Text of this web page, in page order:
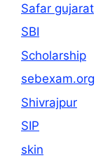
Safar gujarat
SBI
Scholarship
sebexam.org
Shivrajpur
SIP
skin